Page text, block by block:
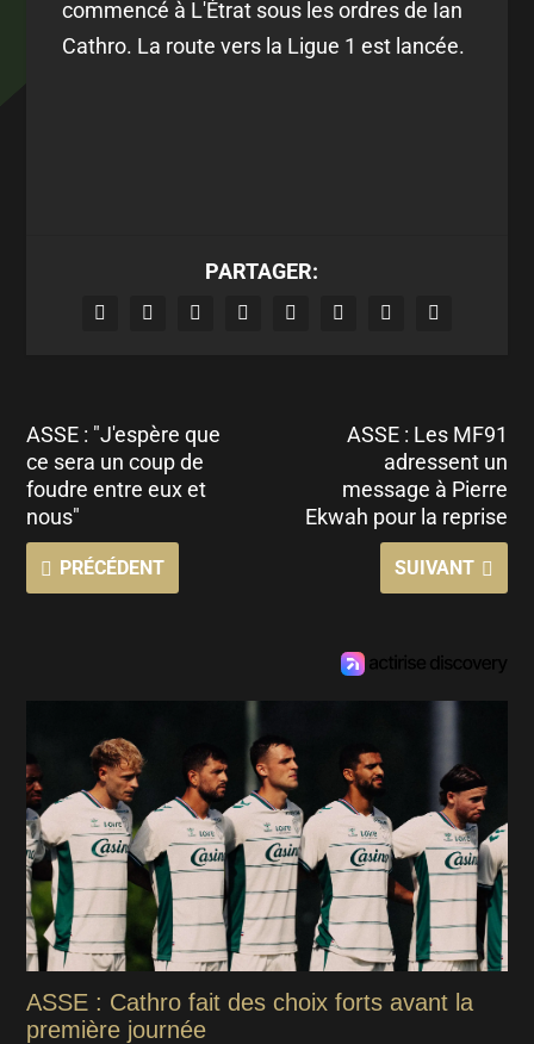
commencé à L'Étrat sous les ordres de Ian
Cathro. La route vers la Ligue 1 est lancée.
PARTAGER:
ASSE : "J'espère que
ce sera un coup de
foudre entre eux et
nous"
PRÉCÉDENT
ASSE : Les MF91
adressent un
message à Pierre
Ekwah pour la reprise
SUIVANT
ASSE : Cathro fait des choix forts avant la
première journée